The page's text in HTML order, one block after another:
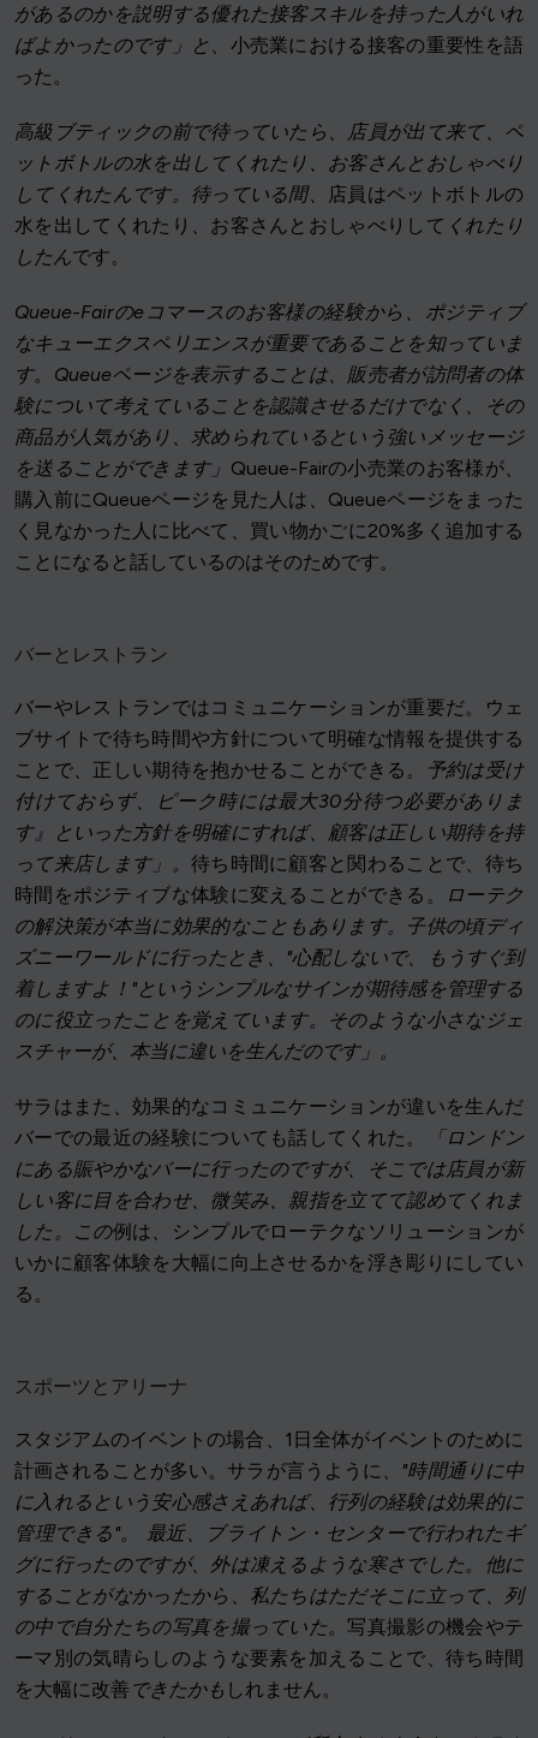
があるのかを説明する優れた接客スキルを持った人がいれ
ばよかったのです」と
、小売業における接客の重要性を語
った。
高級ブティックの前で待っていたら、店員が出て来て、ペ
ットボトルの水を出してくれたり、お客さんとおしゃべり
してくれたんです。待っている間、 店員はペットボトルの
水を出してくれたり、お客さんとおしゃべりして くれたり
したんです。
Queue-Fairのeコマースのお客様の経験から、ポジティブ
なキューエクスペリエンスが重要であることを知っていま
す。 Queueページを表示することは、販売者が訪問者の体
験について考えていることを認識させるだけでなく、その
商品が人気があり、求められているという強いメッセージ
を送ることができます」 Queue-Fairの小売業のお客様が、
購入前にQueueページを見た人は、Queueページをまった
く見なかった人に比べて、買い物かごに20%多く追加する
ことになると話しているのはそのためです。
バーとレストラン
バーやレストランではコミュニケーションが重要だ。ウェ
ブサイトで待ち時間や方針について明確な情報を提供する
ことで、正しい期待を抱かせることができる。
予約は受け
付けておらず、ピーク時には最大30分待つ必要がありま
す』といった方針を明確にすれば、顧客は正しい期待を持
って来店します」。 待ち時間に顧客と関わることで、待ち
時間をポジティブな体験に変えることができる。
ローテク
の解決策が本当に効果的なこともあります。子供の頃ディ
ズニーワールドに行ったとき、"心配しないで、もうすぐ到
着しますよ！"というシンプルなサインが期待感を管理する
のに役立ったことを覚えています。そのような小さなジェ
スチャーが、本当に違いを生んだのです」。
サラはまた、効果的なコミュニケーションが違いを生んだ
バーでの最近の経験についても話してくれた。
「ロンドン
にある賑やかなバーに行ったのですが、そこでは店員が新
しい客に目を合わせ、微笑み、親指を立てて認めてくれま
した。この例は、シンプルでローテクなソリューションが
いかに顧客体験を大幅に向上させるかを浮き彫りにしてい
る。
スポーツとアリーナ
スタジアムのイベントの場合、1日全体がイベントのために
計画されることが多い。サラが言うように、 "時間通りに中
に入れるという安心感さえあれば、行列の経験は効果的に
管理できる"。
最近、ブライトン・センターで行われたギ
グに行ったのですが、外は凍えるような寒さでした。他に
することがなかったから、私たちはただそこに立って、列
の中で自分たちの写真を撮っていた。写真撮影の機会やテ
ーマ別の気晴らしのような要素を加えることで、待ち時間
を大幅に改善 できたかも しれません。